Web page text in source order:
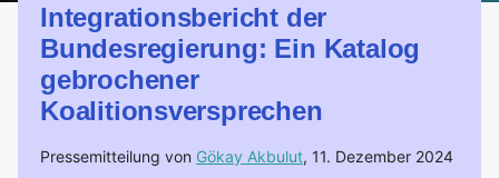
Integrationsbericht der
Bundesregierung: Ein Katalog
gebrochener
Koalitionsversprechen
Pressemitteilung von Gökay Akbulut, 11. Dezember 2024